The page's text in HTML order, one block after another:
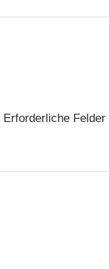
Erforderliche